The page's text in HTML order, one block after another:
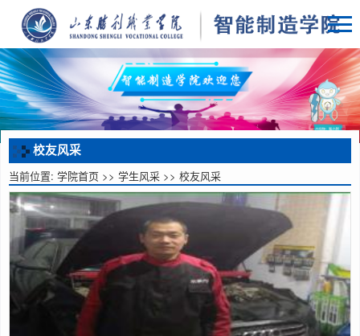
校友风采
当前位置:学院首页 >>学生风采 >>校友风采